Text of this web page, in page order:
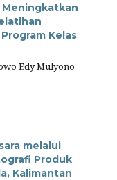
Kelas
Edy Mulyono
melalui
Produk
Kalimantan